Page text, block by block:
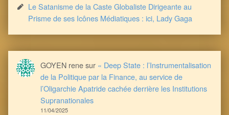
Le Satanisme de la Caste Globaliste Dirigeante au
Prisme de ses Icônes Médiatiques : ici, Lady Gaga
GOYEN renesur « Deep State : l’Instrumentalisation
de la Politique par la Finance, au service de
l’Oligarchie Apatride cachée derrière les Institutions
Supranationales
11/04/2025